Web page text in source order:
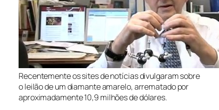
Recentemente os sites de notícias divulgaram sobre
o leilão de um diamante amarelo, arrematado por
aproximadamente 10,9 milhões de dólares.